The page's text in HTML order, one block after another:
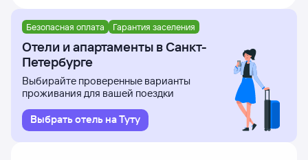
Безопасная оплата Гарантия заселения
Отели и апартаменты в Санкт-
Петербурге
Выбирайте проверенные варианты
проживания для вашей поездки
Выбрать отель на Туту